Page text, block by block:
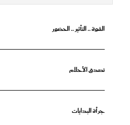
القوة .. التأثير .. الحضور
تصدق الأحلام
جرأة البدايات